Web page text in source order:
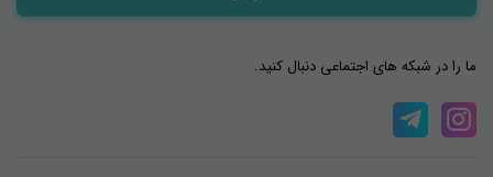
ما را در شبکه های اجتماعی دنبال کنید.